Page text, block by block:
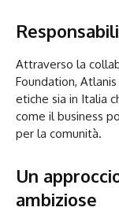
Attraverso la
Foundation,
etiche sia in Italia
come il business
per la comunità.
Un
ambiziose